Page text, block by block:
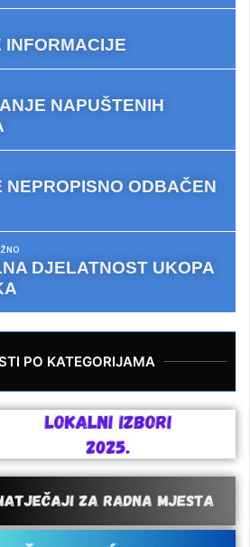
INFORMACIJE
NAPUŠTENIH
NEPROPISNO ODBAČEN
DJELATNOST UKOPA
PO KATEGORIJAMA